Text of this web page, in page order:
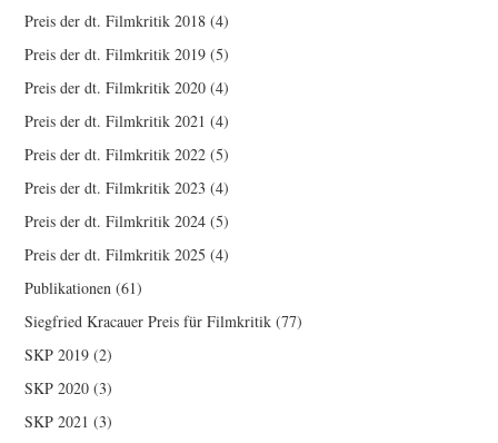
Preis der dt. Filmkritik 2018 (4)
Preis der dt. Filmkritik 2019 (5)
Preis der dt. Filmkritik 2020 (4)
Preis der dt. Filmkritik 2021 (4)
Preis der dt. Filmkritik 2022 (5)
Preis der dt. Filmkritik 2023 (4)
Preis der dt. Filmkritik 2024 (5)
Preis der dt. Filmkritik 2025 (4)
Publikationen (61)
Siegfried Kracauer Preis für Filmkritik (77)
SKP 2019 (2)
SKP 2020 (3)
SKP 2021 (3)